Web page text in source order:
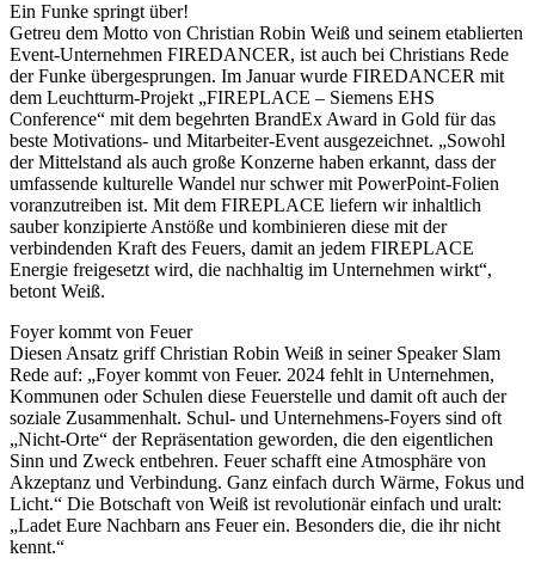
Ein Funke springt über!
Getreu dem Motto von Christian Robin Weiß und seinem etablierten
Event-Unternehmen FIREDANCER, ist auch bei Christians Rede
der Funke übergesprungen. Im Januar wurde FIREDANCER mit
dem Leuchtturm-Projekt „FIREPLACE – Siemens EHS
Conference“ mit dem begehrten BrandEx Award in Gold für das
beste Motivations- und Mitarbeiter-Event ausgezeichnet. „Sowohl
der Mittelstand als auch große Konzerne haben erkannt, dass der
umfassende kulturelle Wandel nur schwer mit PowerPoint-Folien
voranzutreiben ist. Mit dem FIREPLACE liefern wir inhaltlich
sauber konzipierte Anstöße und kombinieren diese mit der
verbindenden Kraft des Feuers, damit an jedem FIREPLACE
Energie freigesetzt wird, die nachhaltig im Unternehmen wirkt“,
betont Weiß.
Foyer kommt von Feuer
Diesen Ansatz griff Christian Robin Weiß in seiner Speaker Slam
Rede auf: „Foyer kommt von Feuer. 2024 fehlt in Unternehmen,
Kommunen oder Schulen diese Feuerstelle und damit oft auch der
soziale Zusammenhalt. Schul- und Unternehmens-Foyers sind oft
„Nicht-Orte“ der Repräsentation geworden, die den eigentlichen
Sinn und Zweck entbehren. Feuer schafft eine Atmosphäre von
Akzeptanz und Verbindung. Ganz einfach durch Wärme, Fokus und
Licht.“ Die Botschaft von Weiß ist revolutionär einfach und uralt:
„Ladet Eure Nachbarn ans Feuer ein. Besonders die, die ihr nicht
kennt.“